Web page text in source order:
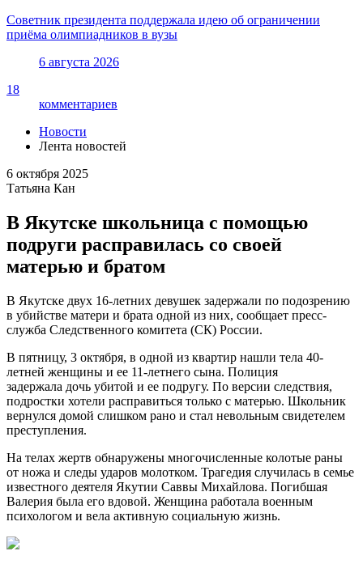
Советник президента поддержала идею об ограничении
приёма олимпиадников в вузы
6 августа 2026
18
комментариев
Новости
Лента новостей
6 октября 2025
Татьяна Кан
В Якутске школьница с помощью
подруги расправилась со своей
матерью и братом
В Якутске двух 16-летних девушек задержали по подозрению
в убийстве матери и брата одной из них, сообщает пресс-
служба Следственного комитета (СК) России.
В пятницу, 3 октября, в одной из квартир нашли тела 40-
летней женщины и ее 11-летнего сына. Полиция
задержала дочь убитой и ее подругу. По версии следствия,
подростки хотели расправиться только с матерью. Школьник
вернулся домой слишком рано и стал невольным свидетелем
преступления.
На телах жертв обнаружены многочисленные колотые раны
от ножа и следы ударов молотком. Трагедия случилась в семье
известного деятеля Якутии Саввы Михайлова. Погибшая
Валерия была его вдовой. Женщина работала военным
психологом и вела активную социальную жизнь.